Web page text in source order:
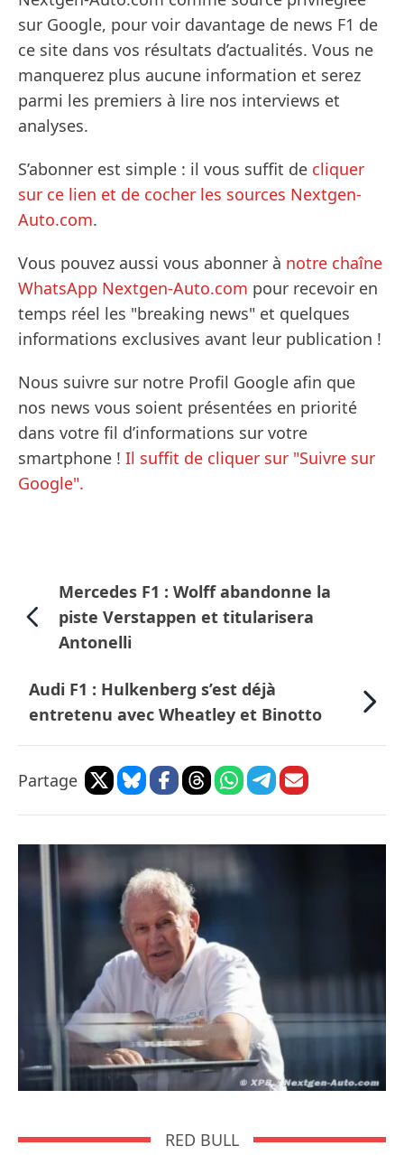
sur Google, pour voir davantage de news F1 de
ce site dans vos résultats d’actualités. Vous ne
manquerez plus aucune information et serez
parmi les premiers à lire nos interviews et
analyses.
S’abonner est simple : il vous suffit de cliquer
sur ce lien et de cocher les sources Nextgen-
Auto.com.
Vous pouvez aussi vous abonner à notre chaîne
WhatsApp Nextgen-Auto.com pour recevoir en
temps réel les "breaking news" et quelques
informations exclusives avant leur publication !
Nous suivre sur notre Profil Google afin que
nos news vous soient présentées en priorité
dans votre fil d’informations sur votre
smartphone ! Il suffit de cliquer sur "Suivre sur
Google".
Mercedes F1 : Wolff abandonne la
piste Verstappen et titularisera
Antonelli
Audi F1 : Hulkenberg s’est déjà
entretenu avec Wheatley et Binotto
Partage
RED BULL